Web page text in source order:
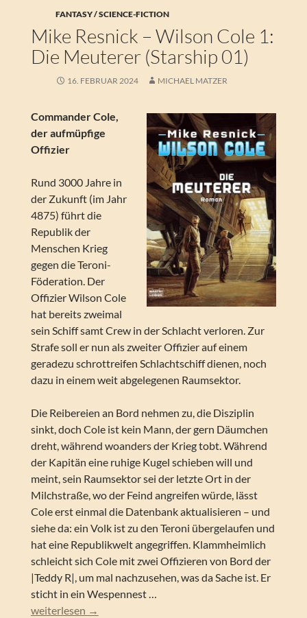
FANTASY / SCIENCE-FICTION
Mike Resnick – Wilson Cole 1:
Die Meuterer (Starship 01)
16. FEBRUAR 2024 MICHAEL MATZER
Commander Cole,
der aufmüpfige
Offizier
Rund 3000 Jahre in
der Zukunft (im Jahr
4875) führt die
Republik der
Menschen Krieg
gegen die Teroni-
Föderation. Der
Offizier Wilson Cole
hat bereits zweimal
sein Schiff samt Crew in der Schlacht verloren. Zur
Strafe soll er nun als zweiter Offizier auf einem
geradezu schrottreifen Schlachtschiff dienen, noch
dazu in einem weit abgelegenen Raumsektor.
Die Reibereien an Bord nehmen zu, die Disziplin
sinkt, doch Cole ist kein Mann, der gern Däumchen
dreht, während woanders der Krieg tobt. Während
der Kapitän eine ruhige Kugel schieben will und
meint, sein Raumsektor sei der letzte Ort in der
Milchstraße, wo der Feind angreifen würde, lässt
Cole erst einmal die Datenbank aktualisieren – und
siehe da: ein Volk ist zu den Teroni übergelaufen und
hat eine Republikwelt angegriffen. Klammheimlich
schleicht sich Cole mit zwei Offizieren von Bord der
|Teddy R|, um mal nachzusehen, was da Sache ist. Er
sticht in ein Wespennest …
Mike Resnick – Wilson Cole 1: Die Meuterer (Starship 01)
weiterlesen →